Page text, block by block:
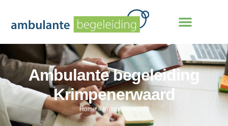
Ambulante begeleiding
Krimpenerwaard
Home»Krimpenerwaard